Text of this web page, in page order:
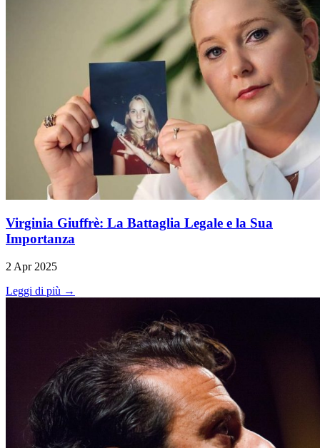
Virginia Giuffrè: La Battaglia Legale e la Sua
Importanza
2 Apr 2025
Leggi di più →